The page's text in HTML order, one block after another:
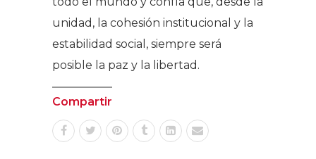
unidad, la cohesión institucional y la
estabilidad social, siempre será
posible la paz y la libertad.
Compartir